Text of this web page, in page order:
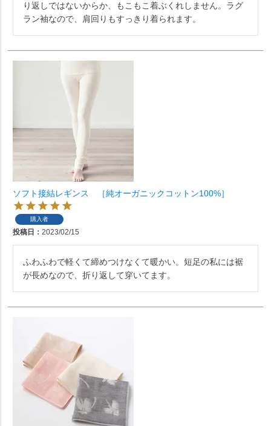
り返しではないからか、もこもこ着ぶくれしません。ラグ
ラン袖なので、肩回りもすっきり着られます。
ソフト接結レギンス ［純オーガニックコットン100%］
購入者
投稿日 2023/02/15
ふわふわで軽くて締めつけなくて暖かい。短足の私には裾
が長めなので、折り返して穿いてます。